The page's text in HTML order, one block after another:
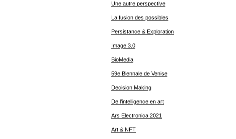
Une autre perspective
La fusion des possibles
Persistance & Exploration
Image 3.0
BioMedia
59e Biennale de Venise
Decision Making
De l’intelligence en art
Ars Electronica 2021
Art & NFT